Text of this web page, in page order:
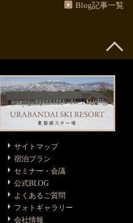
Blog記事一覧
サイトマップ
宿泊プラン
セミナー・会議
公式BLOG
よくあるご質問
フォトギャラリー
会社情報